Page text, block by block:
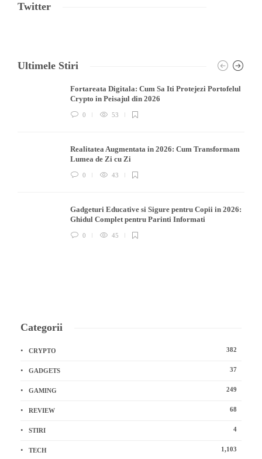
Twitter
Ultimele Stiri
Fortareata Digitala: Cum Sa Iti Protejezi Portofelul
Crypto in Peisajul din 2026
0 53
Realitatea Augmentata in 2026: Cum Transformam
Lumea de Zi cu Zi
0 43
Gadgeturi Educative si Sigure pentru Copii in 2026:
Ghidul Complet pentru Parinti Informati
0 45
Categorii
CRYPTO 382
GADGETS 37
GAMING 249
REVIEW 68
STIRI 4
TECH 1,103